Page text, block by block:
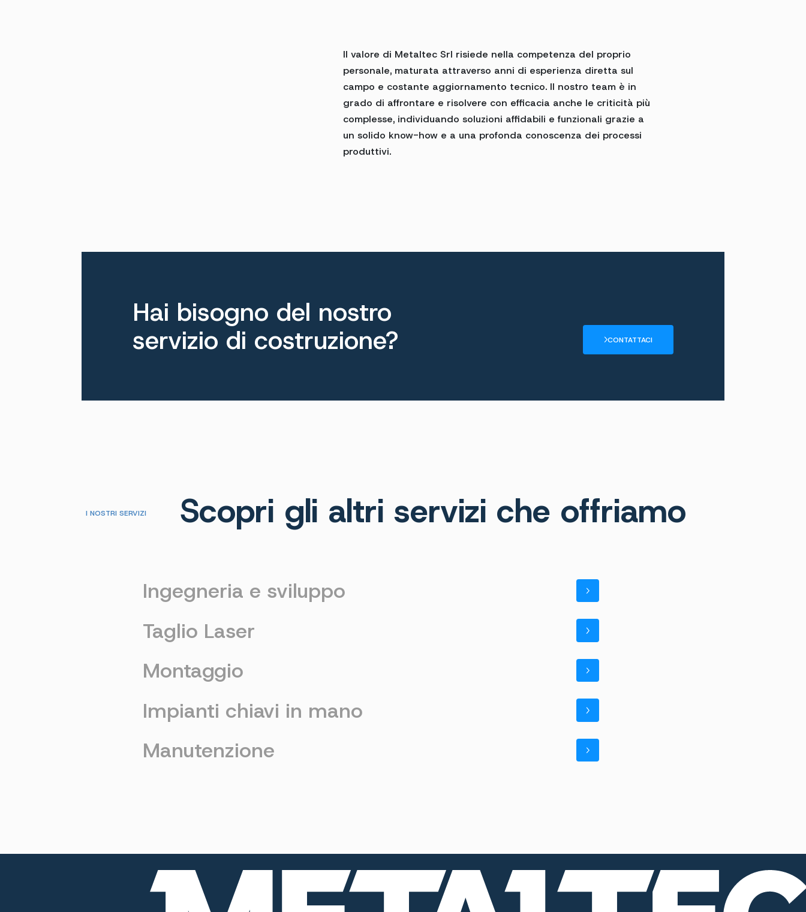
Il valore di Metaltec Srl risiede nella competenza del proprio
personale, maturata attraverso anni di esperienza diretta sul
campo e costante aggiornamento tecnico. Il nostro team è in
grado di affrontare e risolvere con efficacia anche le criticità più
complesse, individuando soluzioni affidabili e funzionali grazie a
un solido know-how e a una profonda conoscenza dei processi
produttivi.
Hai bisogno del nostro
servizio di costruzione?
CONTATTACI
I NOSTRI SERVIZI Scopri gli altri servizi che offriamo
Ingegneria e sviluppo
Taglio Laser
Montaggio
Impianti chiavi in mano
Manutenzione